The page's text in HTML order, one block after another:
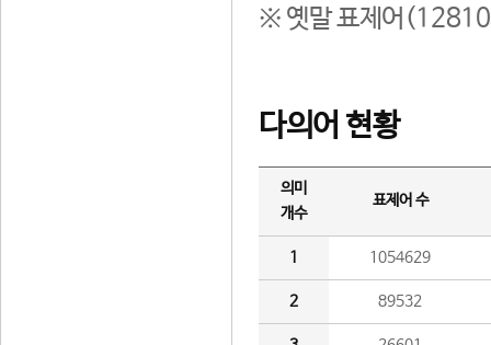
※ 옛말 표제어(12810
다의어 현황
의미
개수
표제어 수
1 1054629
2 89532